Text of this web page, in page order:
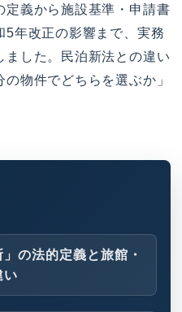
定義から施設基準・申請書
5年改正の影響まで、実務
ました。民泊新法との違い
物件でどちらを選ぶか」
の法的定義と旅館・
い